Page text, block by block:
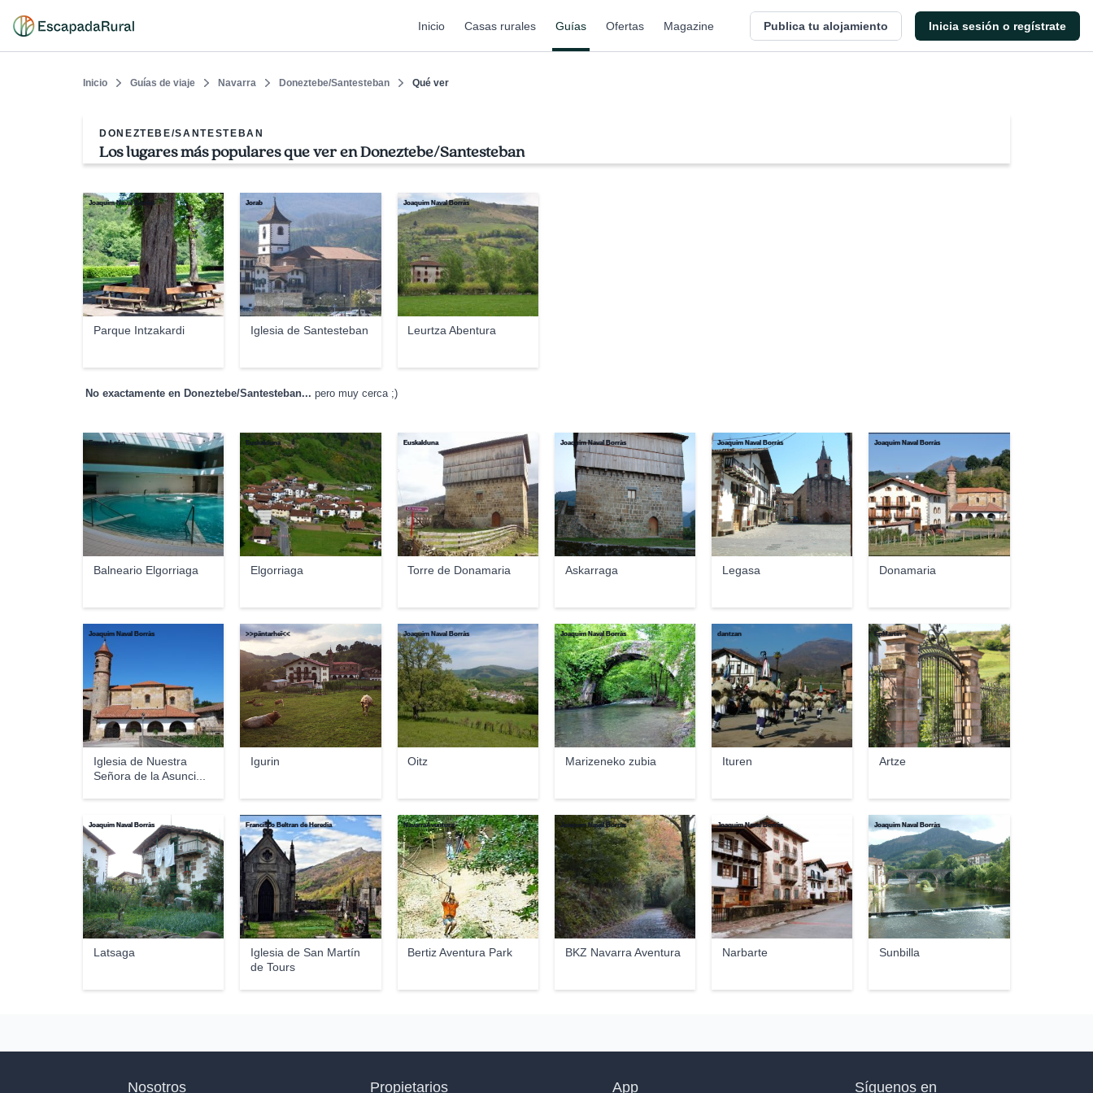
Inicio Casas rurales Guías Ofertas Magazine Publica tu alojamiento Inicia sesión o regístrate
Inicio Guías de viaje Navarra Doneztebe/Santesteban Qué ver
DONEZTEBE/SANTESTEBAN
Los lugares más populares que ver en Doneztebe/Santesteban
Parque Intzakardi
Joaquim Naval Borràs
Iglesia de Santesteban
Jorab
Leurtza Abentura
Joaquim Naval Borràs
No exactamente en Doneztebe/Santesteban... pero muy cerca ;)
Balneario Elgorriaga
Txema León
Elgorriaga
Euskalduna
Torre de Donamaria
Euskalduna
Askarraga
Joaquim Naval Borràs
Legasa
Joaquim Naval Borràs
Donamaria
Joaquim Naval Borràs
Iglesia de Nuestra
Señora de la Asunci...
Joaquim Naval Borràs
Igurin
>>päntarheî<<
Oitz
Joaquim Naval Borràs
Marizeneko zubia
Joaquim Naval Borràs
Ituren
dantzan
Artze
EpMartín ☼
Latsaga
Joaquim Naval Borràs
Iglesia de San Martín
de Tours
Francisco Beltran de Heredia
Bertiz Aventura Park
NavarraAventura
BKZ Navarra Aventura
Joaquim Naval Borràs
Narbarte
Joaquim Naval Borràs
Sunbilla
Joaquim Naval Borràs
Nosotros Propietarios App Síguenos en